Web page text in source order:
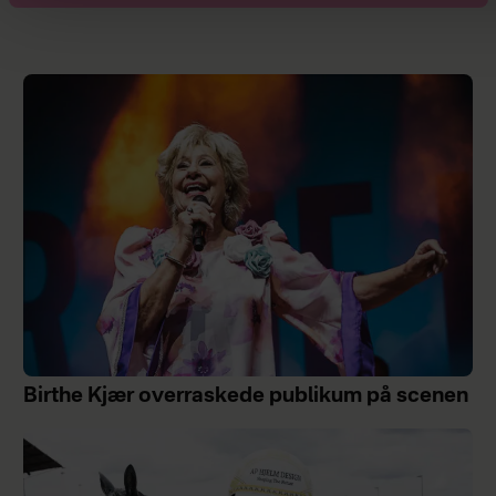
Birthe Kjær overraskede publikum på scenen